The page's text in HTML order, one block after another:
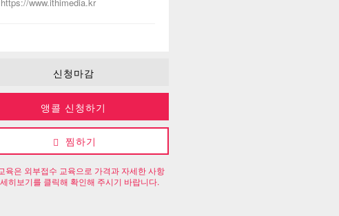
신청마감
앵콜 신청하기
찜하기
육은 외부접수 교육으로 가격과 자세한 사항
히보기를 클릭해 확인해 주시기 바랍니다.